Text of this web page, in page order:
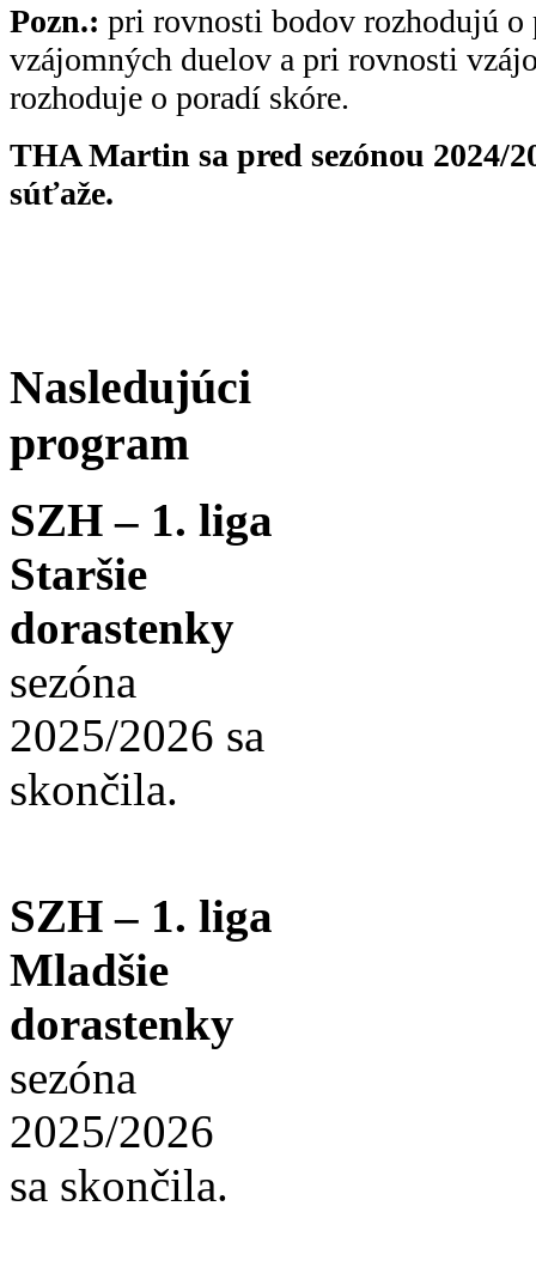
Pozn.: pri rovnosti bodov rozhodujú o
vzájomných duelov a pri rovnosti
rozhoduje o poradí skóre.
THA Martin sa pred sezónou 2024/
súťaže.
Nasledujúci
program
SZH – 1. liga
Staršie
dorastenky
sezóna
2025/2026 sa
skončila.
SZH – 1. liga
Mladšie
dorastenky
sezóna
2025/2026
sa skončila.